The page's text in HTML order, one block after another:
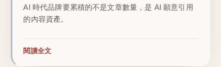
AI 時代品牌要累積的不是文章數量，是 AI 願意引用
的內容資產。
閱讀全文